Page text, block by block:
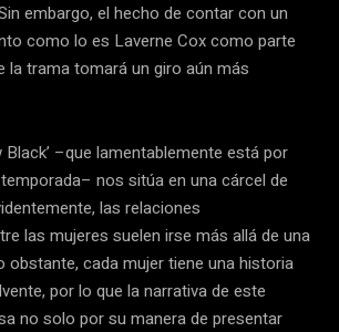
embargo, el hecho de contar con un
como lo es Laverne Cox como parte
la trama tomará un giro aún más
Black’ –que lamentablemente está por
nos sitúa en una cárcel de
las relaciones
las mujeres suelen irse más allá de una
obstante, cada mujer tiene una historia
por lo que la narrativa de este
no solo por su manera de presentar